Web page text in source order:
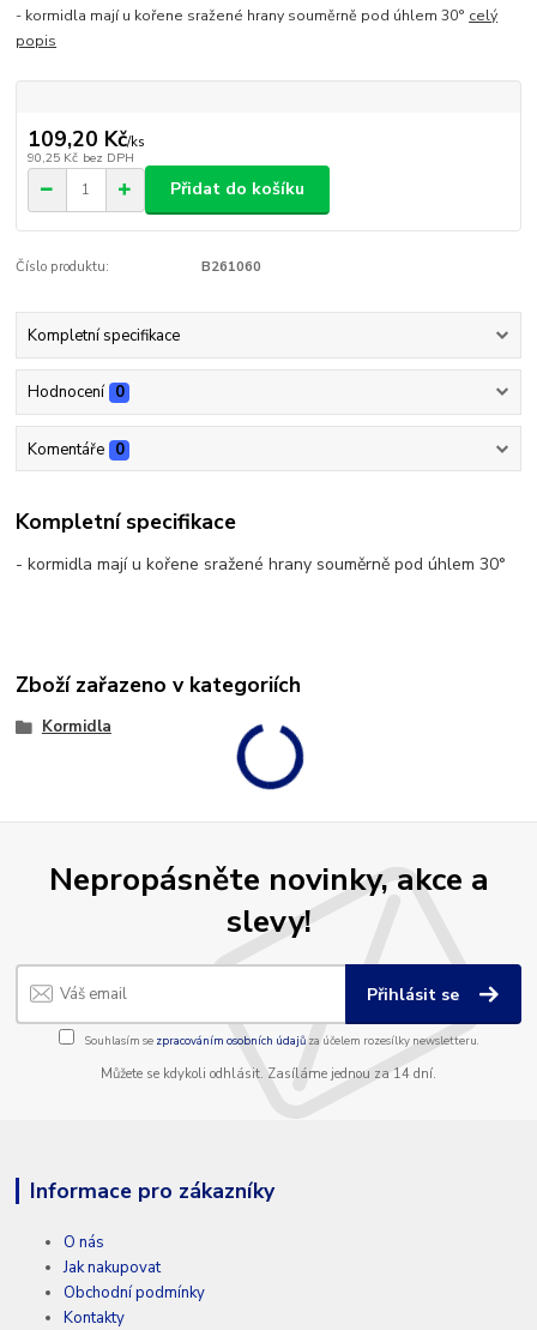
- kormidla mají u kořene sražené hrany souměrně pod úhlem 30° celý
popis
109,20 Kč/ks
90,25 Kč bez DPH
Přidat do košíku
Číslo produktu: B261060
Kompletní specifikace
Hodnocení 0
Komentáře 0
Kompletní specifikace
- kormidla mají u kořene sražené hrany souměrně pod úhlem 30°
Zboží zařazeno v kategoriích
Kormidla
Nepropásněte novinky, akce a
slevy!
Přihlásit se
Souhlasím se zpracováním osobních údajůza účelem rozesílky newsletteru.
Můžete se kdykoli odhlásit. Zasíláme jednou za 14 dní.
Informace pro zákazníky
O nás
Jak nakupovat
Obchodní podmínky
Kontakty